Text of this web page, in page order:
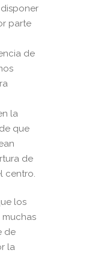
parte
de
la
que
de
centro.
los
de
la